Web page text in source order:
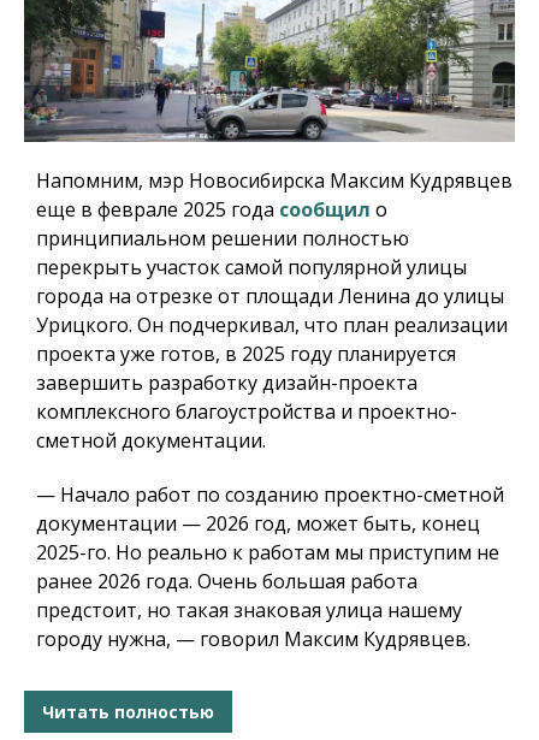
Напомним, мэр Новосибирска Максим Кудрявцев
еще в феврале 2025 года сообщил о
принципиальном решении полностью
перекрыть участок самой популярной улицы
города на отрезке от площади Ленина до улицы
Урицкого. Он подчеркивал, что план реализации
проекта уже готов, в 2025 году планируется
завершить разработку дизайн-проекта
комплексного благоустройства и проектно-
сметной документации.
— Начало работ по созданию проектно-сметной
документации — 2026 год, может быть, конец
2025-го. Но реально к работам мы приступим не
ранее 2026 года. Очень большая работа
предстоит, но такая знаковая улица нашему
городу нужна, — говорил Максим Кудрявцев.
Читать полностью